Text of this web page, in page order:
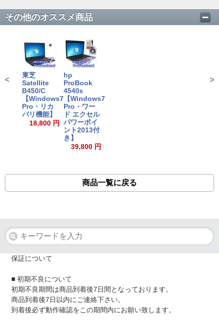
その他のオススメ商品
東芝
Satellite
B450/C
【Windows7
Pro・リカ
バリ機能】
18,800 円
hp
ProBook
4540s
【Windows7
Pro・ワー
ド エクセル
パワーポイ
ント2013付
き】
39,800 円
< >
商品一覧に戻る
保証について
■ 初期不良について
初期不良期間は商品到着後7日間となっております。
商品到着後7日以内にご連絡下さい。
到着後必ず動作確認をこの期間内にお願い致します。